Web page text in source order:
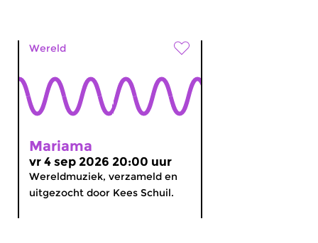
Wereld
Mariama
vr 4 sep 2026 20:00 uur
Wereldmuziek, verzameld en
uitgezocht door Kees Schuil.